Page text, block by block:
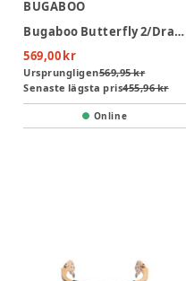
BUGABOO
Bugaboo Butterfly 2/Dragonfly Bygel - Black
569,00 kr
Ursprungligen569,95 kr
Senaste lägsta pris455,96 kr
Online